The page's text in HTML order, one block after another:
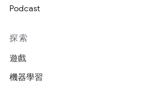
Podcast
探索
遊戲
機器學習